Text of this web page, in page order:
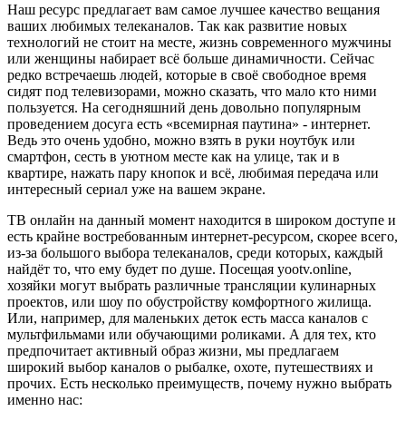
Наш ресурс предлагает вам самое лучшее качество вещания
ваших любимых телеканалов. Так как развитие новых
технологий не стоит на месте, жизнь современного мужчины
или женщины набирает всё больше динамичности. Сейчас
редко встречаешь людей, которые в своё свободное время
сидят под телевизорами, можно сказать, что мало кто ними
пользуется. На сегодняшний день довольно популярным
проведением досуга есть «всемирная паутина» - интернет.
Ведь это очень удобно, можно взять в руки ноутбук или
смартфон, сесть в уютном месте как на улице, так и в
квартире, нажать пару кнопок и всё, любимая передача или
интересный сериал уже на вашем экране.
ТВ онлайн на данный момент находится в широком доступе и
есть крайне востребованным интернет-ресурсом, скорее всего,
из-за большого выбора телеканалов, среди которых, каждый
найдёт то, что ему будет по душе. Посещая yootv.online,
хозяйки могут выбрать различные трансляции кулинарных
проектов, или шоу по обустройству комфортного жилища.
Или, например, для маленьких деток есть масса каналов с
мультфильмами или обучающими роликами. А для тех, кто
предпочитает активный образ жизни, мы предлагаем
широкий выбор каналов о рыбалке, охоте, путешествиях и
прочих. Есть несколько преимуществ, почему нужно выбрать
именно нас: